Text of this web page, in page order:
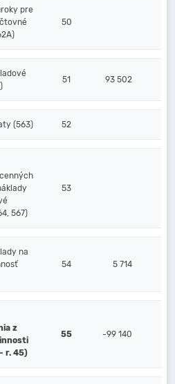
pre
50
51 93 502
(563) 52
567)
53
na
54 5 714
z
r. 45)
55 -99 140